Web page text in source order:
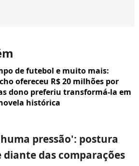
de futebol e muito mais:
ofereceu R$ 20 milhões por
dono preferiu transformá-la em
histórica
pressão': postura
das comparações